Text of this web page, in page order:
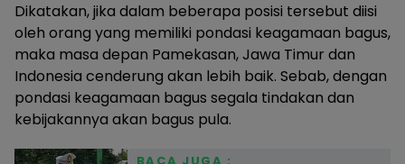
Dikatakan, jika dalam beberapa posisi tersebut diisi
oleh orang yang memiliki pondasi keagamaan bagus,
maka masa depan Pamekasan, Jawa Timur dan
Indonesia cenderung akan lebih baik. Sebab, dengan
pondasi keagamaan bagus segala tindakan dan
kebijakannya akan bagus pula.